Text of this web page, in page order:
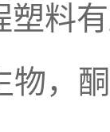
塑料
物，